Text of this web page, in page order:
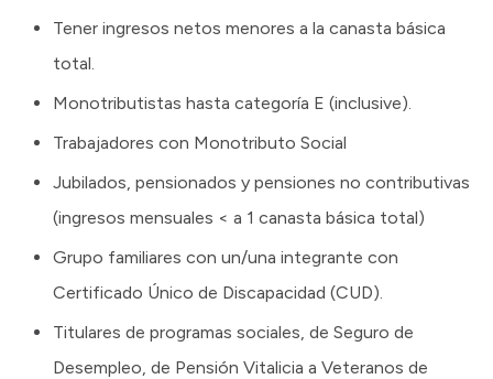
Tener ingresos netos menores a la canasta básica
total.
Monotributistas hasta categoría E (inclusive).
Trabajadores con Monotributo Social
Jubilados, pensionados y pensiones no contributivas
(ingresos mensuales < a 1 canasta básica total)
Grupo familiares con un/una integrante con
Certificado Único de Discapacidad (CUD).
Titulares de programas sociales, de Seguro de
Desempleo, de Pensión Vitalicia a Veteranos de